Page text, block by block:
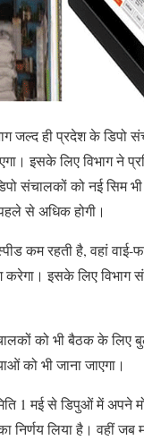
जल्द ही प्रदेश के डिपो
इसके लिए विभाग ने
संचालकों को नई सिम भी
से अधिक होगी।
कम रहती है, वहां वाई-
करेगा। इसके लिए विभाग
को भी बैठक के लिए
को भी जाना जाएगा।
1 मई से डिपुओं में अपने
निर्णय लिया है। वहीं जब